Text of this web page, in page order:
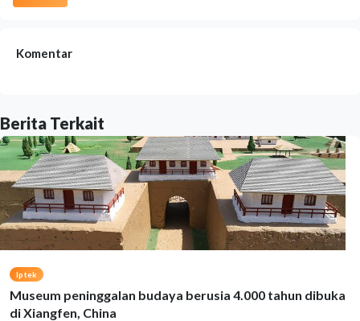
Komentar
Berita Terkait
Iptek
Museum peninggalan budaya berusia 4.000 tahun dibuka
di Xiangfen, China